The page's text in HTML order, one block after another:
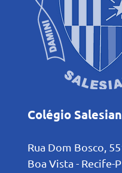
Colégio
Rua Dom Bosco,
Boa Vista - Recife-